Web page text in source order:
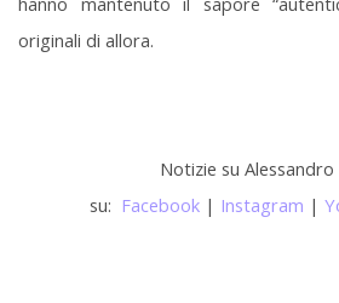
originali di allora.
Notizie su
su: Facebook| Instagram |